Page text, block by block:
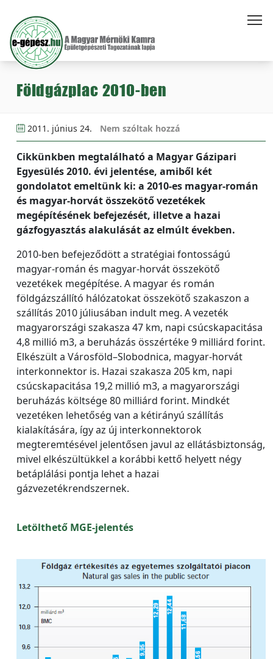
Földgázpiac 2010-ben
2011. június 24. Nem szóltak hozzá
Cikkünkben megtalálható a Magyar Gázipari
Egyesülés 2010. évi jelentése, amiből két
gondolatot emeltünk ki: a 2010-es magyar-román
és magyar-horvát összekötő vezetékek
megépítésének befejezését, illetve a hazai
gázfogyasztás alakulását az elmúlt években.
2010-ben befejeződött a stratégiai fontosságú
magyar-román és magyar-horvát összekötő
vezetékek megépítése. A magyar és román
földgázszállító hálózatokat összekötő szakaszon a
szállítás 2010 júliusában indult meg. A vezeték
magyarországi szakasza 47 km, napi csúcskapacitása
4,8 millió m3, a beruházás összértéke 9 milliárd forint.
Elkészült a Városföld–Slobodnica, magyar-horvát
interkonnektor is. Hazai szakasza 205 km, napi
csúcskapacitása 19,2 millió m3, a magyarországi
beruházás költsége 80 milliárd forint. Mindkét
vezetéken lehetőség van a kétirányú szállítás
kialakítására, így az új interkonnektorok
megteremtésével jelentősen javul az ellátásbiztonság,
mivel elkészültükkel a korábbi kettő helyett négy
betáplálási pontja lehet a hazai
gázvezetékrendszernek.
Letölthető MGE-jelentés